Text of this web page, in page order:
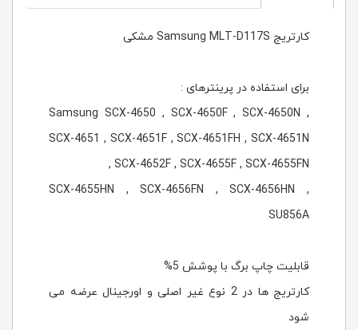
کارتریج Samsung MLT-D117S مشکی
برای استفاده در پرینترهای :
Samsung SCX-4650 , SCX-4650F , SCX-4650N ,
SCX-4651 , SCX-4651F , SCX-4651FH , SCX-4651N
, SCX-4652F , SCX-4655F , SCX-4655FN
SCX-4655HN , SCX-4656FN , SCX-4656HN ,
SU856A
قابلیت چاپ برگ با پوشش 5%
کارتریج ها در 2 نوع غیر اصلی و اورجینال عرضه می
شود